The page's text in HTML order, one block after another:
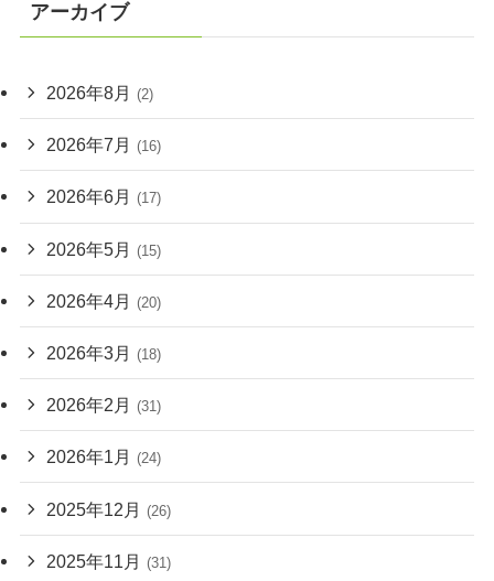
アーカイブ
2026年8月 (2)
2026年7月 (16)
2026年6月 (17)
2026年5月 (15)
2026年4月 (20)
2026年3月 (18)
2026年2月 (31)
2026年1月 (24)
2025年12月 (26)
2025年11月 (31)